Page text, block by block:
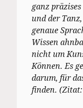
ganz
und der
genaue
Wissen
nicht um
Können. Es
darum, für
finden. (Zitat: